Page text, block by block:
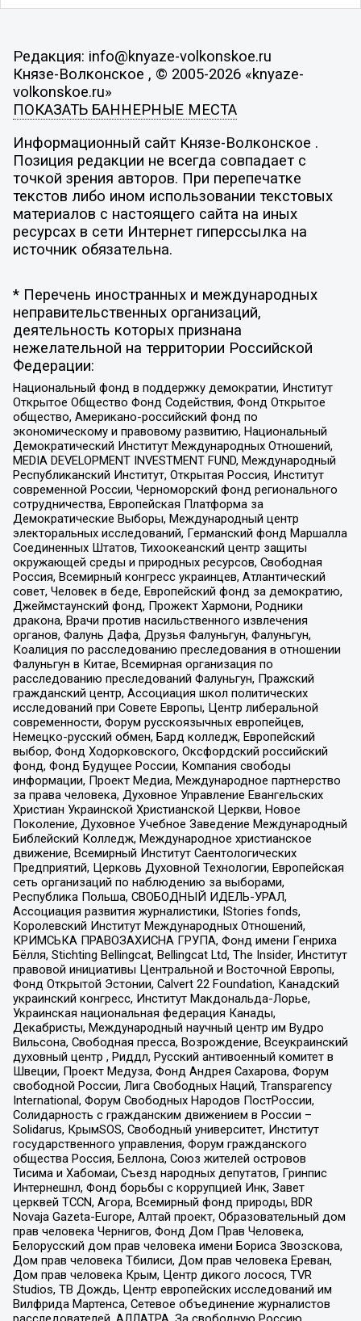
Редакция: info@knyaze-volkonskoe.ru
Князе-Волконское , © 2005-2026 «knyaze-
volkonskoe.ru»
ПОКАЗАТЬ БАННЕРНЫЕ МЕСТА
Информационный сайт Князе-Волконское .
Позиция редакции не всегда совпадает с
точкой зрения авторов. При перепечатке
текстов либо ином использовании текстовых
материалов с настоящего сайта на иных
ресурсах в сети Интернет гиперссылка на
источник обязательна.
* Перечень иностранных и международных
неправительственных организаций,
деятельность которых признана
нежелательной на территории Российской
Федерации:
Национальный фонд в поддержку демократии, Институт
Открытое Общество Фонд Содействия, Фонд Открытое
общество, Американо-российский фонд по
экономическому и правовому развитию, Национальный
Демократический Институт Международных Отношений,
MEDIA DEVELOPMENT INVESTMENT FUND, Международный
Республиканский Институт, Открытая Россия, Институт
современной России, Черноморский фонд регионального
сотрудничества, Европейская Платформа за
Демократические Выборы, Международный центр
электоральных исследований, Германский фонд Маршалла
Соединенных Штатов, Тихоокеанский центр защиты
окружающей среды и природных ресурсов, Свободная
Россия, Всемирный конгресс украинцев, Атлантический
совет, Человек в беде, Европейский фонд за демократию,
Джеймстаунский фонд, Прожект Хармони, Родники
дракона, Врачи против насильственного извлечения
органов, Фалунь Дафа, Друзья Фалуньгун, Фалуньгун,
Коалиция по расследованию преследования в отношении
Фалуньгун в Китае, Всемирная организация по
расследованию преследований Фалуньгун, Пражский
гражданский центр, Ассоциация школ политических
исследований при Совете Европы, Центр либеральной
современности, Форум русскоязычных европейцев,
Немецко-русский обмен, Бард колледж, Европейский
выбор, Фонд Ходорковского, Оксфордский российский
фонд, Фонд Будущее России, Компания свободы
информации, Проект Медиа, Международное партнерство
за права человека, Духовное Управление Евангельских
Христиан Украинской Христианской Церкви, Новое
Поколение, Духовное Учебное Заведение Международный
Библейский Колледж, Международное христианское
движение, Всемирный Институт Саентологических
Предприятий, Церковь Духовной Технологии, Европейская
сеть организаций по наблюдению за выборами,
Республика Польша, СВОБОДНЫЙ ИДЕЛЬ-УРАЛ,
Ассоциация развития журналистики, IStories fonds,
Королевский Институт Международных Отношений,
КРИМСЬКА ПРАВОЗАХИСНА ГРУПА, Фонд имени Генриха
Бёлля, Stichting Bellingcat, Bellingcat Ltd, The Insider, Институт
правовой инициативы Центральной и Восточной Европы,
Фонд Открытой Эстонии, Calvert 22 Foundation, Канадский
украинский конгресс, Институт Макдональда-Лорье,
Украинская национальная федерация Канады,
Декабристы, Международный научный центр им Вудро
Вильсона, Свободная пресса, Возрождение, Всеукраинский
духовный центр , Риддл, Русский антивоенный комитет в
Швеции, Проект Медуза, Фонд Андрея Сахарова, Форум
свободной России, Лига Свободных Наций, Transparеncy
International, Форум Свободных Народов ПостРоссии,
Солидарность с гражданским движением в России –
Solidarus, КрымSOS, Свободный университет, Институт
государственного управления, Форум гражданского
общества Россия, Беллона, Союз жителей островов
Тисима и Хабомаи, Съезд народных депутатов, Гринпис
Интернешнл, Фонд борьбы с коррупцией Инк, Завет
церквей TCCN, Агора, Всемирный фонд природы, BDR
Novaja Gazeta-Europe, Алтай проект, Образовательный дом
прав человека Чернигов, Фонд Дом Прав Человека,
Белорусский дом прав человека имени Бориса Звозскова,
Дом прав человека Тбилиси, Дом прав человека Ереван,
Дом прав человека Крым, Центр дикого лосося, TVR
Studios, ТВ Дождь, Центр европейских исследований им
Вилфрида Мартенса, Сетевое объединение журналистов